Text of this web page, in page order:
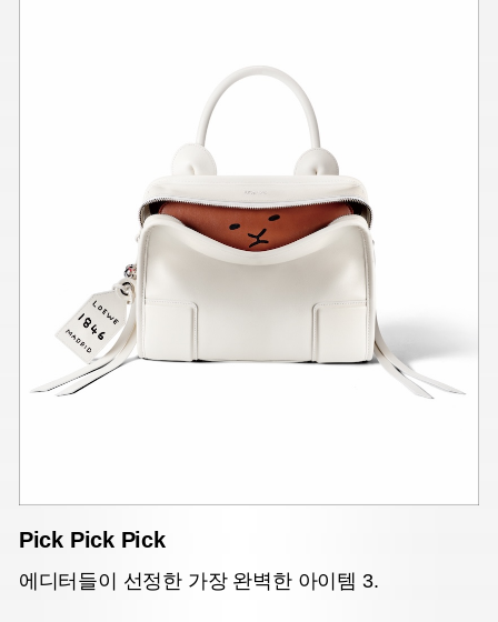
Pick Pick Pick
에디터들이 선정한 가장 완벽한 아이템 3.